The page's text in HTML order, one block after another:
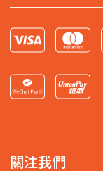
關注我們